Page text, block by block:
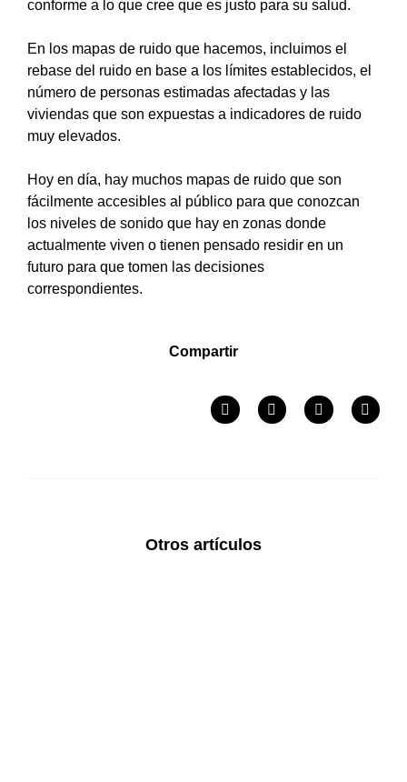
conforme a lo que cree que es justo para su salud.
En los mapas de ruido que hacemos, incluimos el
rebase del ruido en base a los límites establecidos, el
número de personas estimadas afectadas y las
viviendas que son expuestas a indicadores de ruido
muy elevados.
Hoy en día, hay muchos mapas de ruido que son
fácilmente accesibles al público para que conozcan
los niveles de sonido que hay en zonas donde
actualmente viven o tienen pensado residir en un
futuro para que tomen las decisiones
correspondientes.
Compartir
Otros artículos